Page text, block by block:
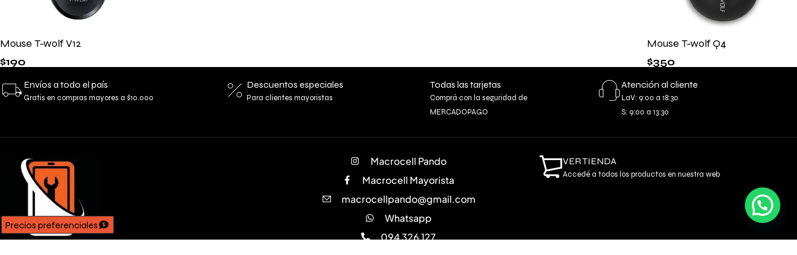
Mouse T-wolf V12
$190
Mouse T-wolf Q4
$350
Envíos a todo el país
Gratis en compras mayores a $10.000
Descuentos especiales
Para clientes mayoristas
Todas las tarjetas
Comprá con la seguridad de
MERCADOPAGO
Atención al cliente
LaV: 9:00 a 18:30
S: 9:00 a 13:30
Macrocell Pando
Macrocell Mayorista
macrocellpando@gmail.com
Whatsapp
094 326 127
VER TIENDA
Accedé a todos los productos en nuestra web
Precios preferenciales